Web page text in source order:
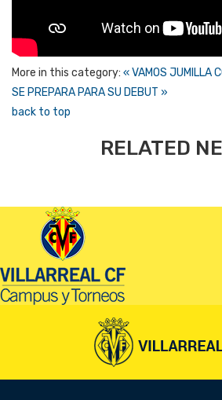
More in this category: « VAMOS JUMILLA
SE PREPARA PARA SU DEBUT »
back to top
RELATED